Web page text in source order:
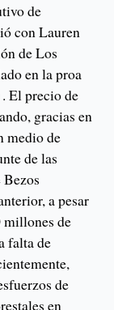
de
con Lauren
de Los
en la proa
El precio de
gracias en
medio de
de las
a pesar
millones de
falta de
de
en